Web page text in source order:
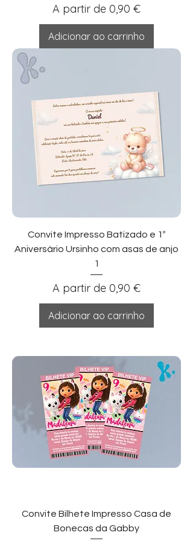
A partir de 0,90 €
Preço promocional
Adicionar ao carrinho
Convite Impresso Batizado e 1º
Aniversário Ursinho com asas de anjo
1
A partir de 0,90 €
Preço promocional
Adicionar ao carrinho
Convite Bilhete Impresso Casa de
Bonecas da Gabby